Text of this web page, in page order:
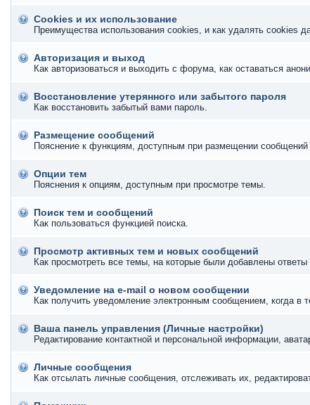
Cookies и их использование
Преимущества использования cookies, и как удалять cookies
Авторизация и выход
Как авторизоваться и выходить с форума, как оставаться
Восстановление утерянного или забытого пароля
Как восстановить забытый вами пароль.
Размещение сообщений
Пояснение к функциям, доступным при размещении
Опции тем
Пояснения к опциям, доступным при просмотре темы.
Поиск тем и сообщений
Как пользоваться функцией поиска.
Просмотр активных тем и новых сообщений
Как просмотреть все темы, на которые были добавлены
Уведомление на е-mail о новом сообщении
Как получить уведомление электронным сообщением, когда в
Ваша панель управления (Личные настройки)
Редактирование контактной и персональной информации,
Личные сообщения
Как отсылать личные сообщения, отслеживать их,